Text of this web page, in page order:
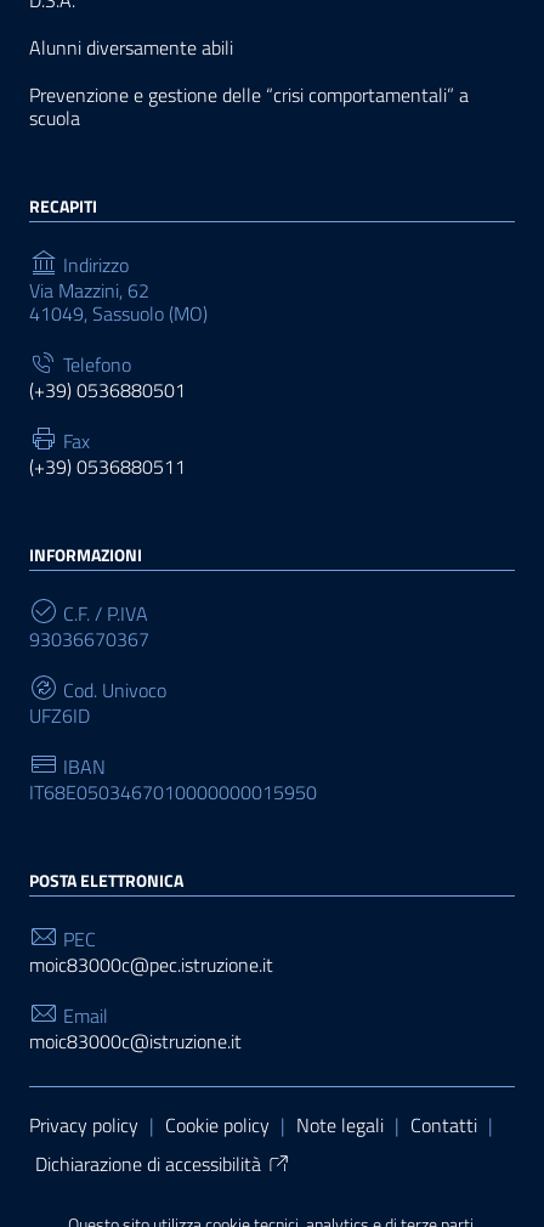
Alunni diversamente abili
Prevenzione e gestione delle “crisi comportamentali” a
scuola
RECAPITI
Indirizzo
Via Mazzini, 62
41049, Sassuolo (MO)
Telefono
(+39) 0536880501
Fax
(+39) 0536880511
INFORMAZIONI
C.F. / P.IVA
93036670367
Cod. Univoco
UFZ6ID
IBAN
IT68E0503467010000000015950
POSTA ELETTRONICA
PEC
moic83000c@pec.istruzione.it
Email
moic83000c@istruzione.it
Sezione Link Utili
Privacy policy | Cookie policy | Note legali | Contatti |
Dichiarazione di accessibilità